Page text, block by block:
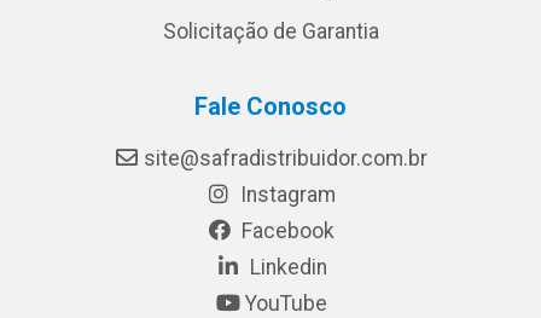
Solicitação de Garantia
Fale Conosco
site@safradistribuidor.com.br
Instagram
Facebook
Linkedin
YouTube